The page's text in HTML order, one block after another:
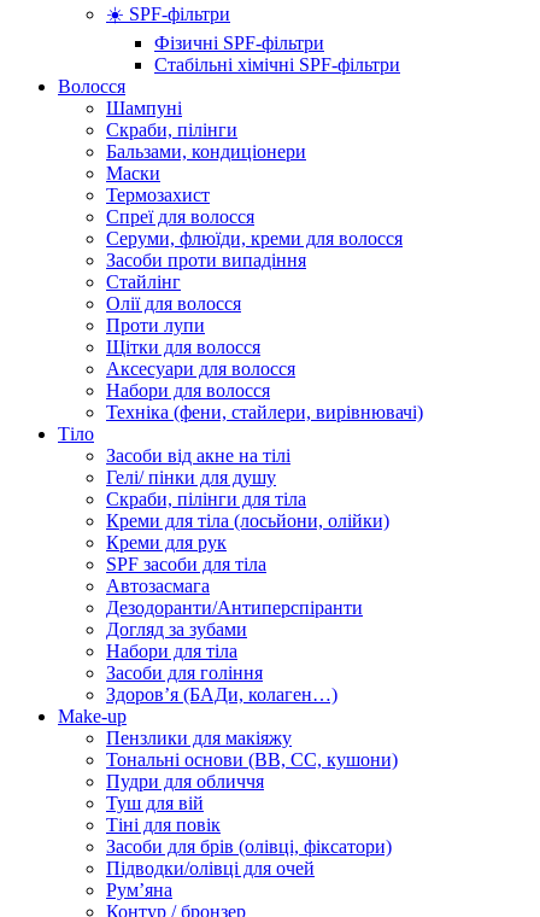
☀️ SPF-фільтри
Фізичні SPF-фільтри
Стабільні хімічні SPF-фільтри
Волосся
Шампуні
Скраби, пілінги
Бальзами, кондиціонери
Маски
Термозахист
Спреї для волосся
Серуми, флюїди, креми для волосся
Засоби проти випадіння
Стайлінг
Олії для волосся
Проти лупи
Щітки для волосся
Аксесуари для волосся
Набори для волосся
Техніка (фени, стайлери, вирівнювачі)
Тіло
Засоби від акне на тілі
Гелі/ пінки для душу
Скраби, пілінги для тіла
Креми для тіла (лосьйони, олійки)
Креми для рук
SPF засоби для тіла
Автозасмага
Дезодоранти/Антиперспіранти
Догляд за зубами
Набори для тіла
Засоби для гоління
Здоровʼя (БАДи, колаген…)
Make-up
Пензлики для макіяжу
Тональні основи (BB, CC, кушони)
Пудри для обличчя
Туш для вій
Тіні для повік
Засоби для брів (олівці, фіксатори)
Підводки/олівці для очей
Румʼяна
Контур / бронзер